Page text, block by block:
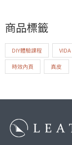
商品標籤
DIY體驗課程 VIDA
時效內頁 真皮